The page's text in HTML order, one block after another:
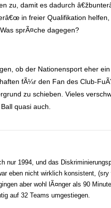
zu, damit es dadurch
in freier Qualifikation
sprÃ¤che dagegen?
ob der Nationensport eher
fÃ¼r den Fan des Club-
zu schieben. Vieles
quasi auch.
nur 1994, und das
eben nicht wirklich konsistent,
aber wohl lÃ¤nger als 90
auf 32 Teams umgestiegen.